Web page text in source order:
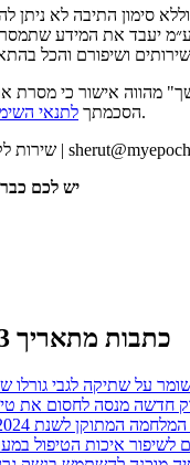
סימון התיבה לא
יעבד את המידע שתמסרו
ושיפורם והכל
מהווה אישור כי מסרת
הסכמתך לתנאי
.
שירות לקוחות: 072-2151999 |
יש לכם
כתבות מתאריך 13 במרץ 2024
על שתיקה לגבי גורלו
חדשה מנסה לחסום את
המתוקן לשנת 2024 אושר בכנסת
לשיפור איכות הטיפול